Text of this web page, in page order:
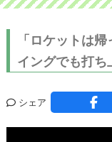
「ロケットは
イングでも打
シェア